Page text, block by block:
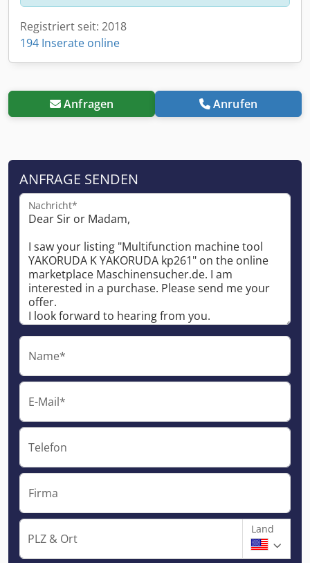
Registriert seit: 2018
194 Inserate online
Anfragen Anrufen
ANFRAGE SENDEN
Nachricht*
Name*
E-Mail*
Telefon
Firma
PLZ & Ort
Land